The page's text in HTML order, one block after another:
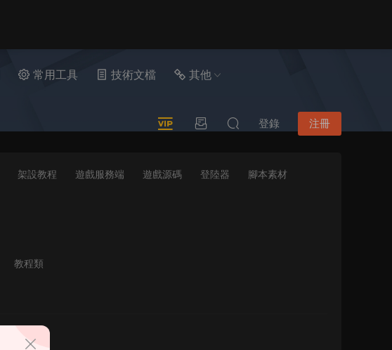
常用工具 技術文檔 其他
登錄 注冊
架設教程 遊戲服務端 遊戲源碼 登陸器
腳本素材
教程類